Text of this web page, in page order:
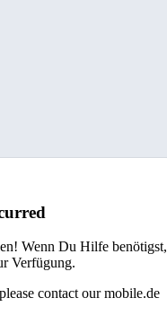
Wenn Du Hilfe benötigst,
Verfügung.
contact our mobile.de